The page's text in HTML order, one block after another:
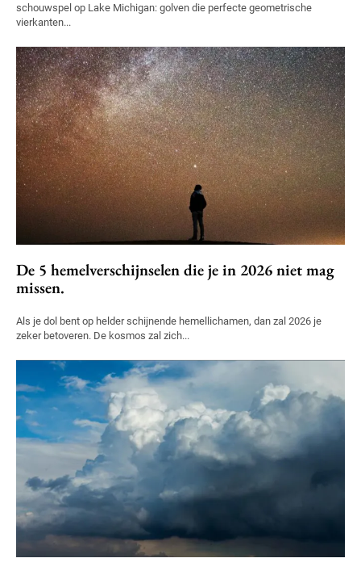
schouwspel op Lake Michigan: golven die perfecte geometrische
vierkanten...
De 5 hemelverschijnselen die je in 2026 niet mag
missen.
Als je dol bent op helder schijnende hemellichamen, dan zal 2026 je
zeker betoveren. De kosmos zal zich...